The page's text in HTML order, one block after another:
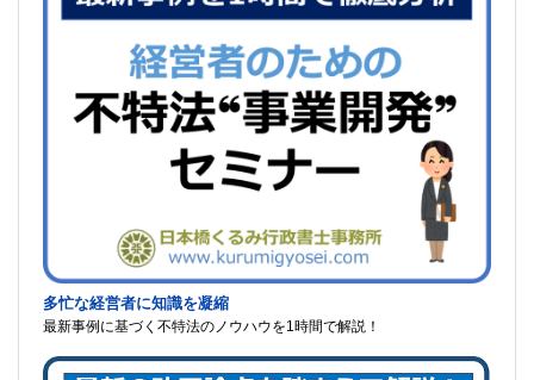
多忙な経営者に知識を凝縮
最新事例に基づく不特法のノウハウを1時間で解説！